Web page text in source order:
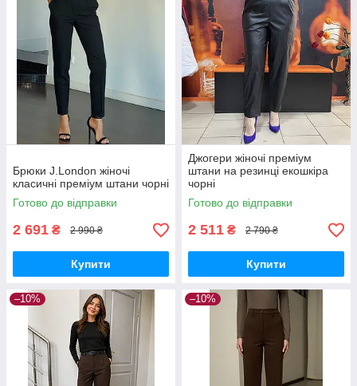
Брюки J.London жіночі
класичні преміум штани чорні
Готово до відправки
2 691 ₴ 2 990 ₴
Купити
Джогери жіночі преміум
штани на резинці екошкіра
чорні
Готово до відправки
2 511 ₴ 2 790 ₴
Купити
–10% –10%